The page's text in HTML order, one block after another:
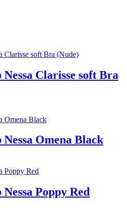
Clarisse soft Bra
Omena Black
Poppy Red